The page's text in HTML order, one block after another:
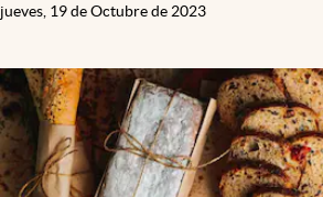
jueves, 19 de Octubre de 2023